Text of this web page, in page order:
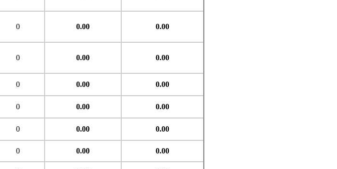
0 0.00 0.00
0 0.00 0.00
0 0.00 0.00
0 0.00 0.00
0 0.00 0.00
0 0.00 0.00